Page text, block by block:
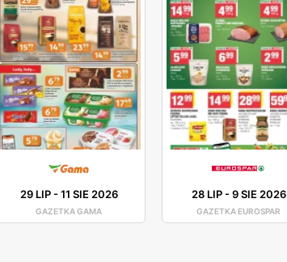
29 LIP-11 SIE 2026
GAZETKA GAMA
28 LIP-9 SIE 2026
GAZETKA EUROSPAR